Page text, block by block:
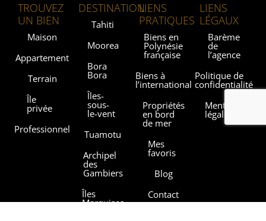
TROUVEZ
UN BIEN
Maison
Appartement
Terrain
Île
privée
Professionnel
DESTINATION
Tahiti
Moorea
Bora
Bora
Îles-
sous-
le-vent
Tuamotu
Archipel
des
Gambiers
Îles
Marquises
LIENS
PRATIQUES
Biens en
Polynésie
française
Biens à
l’international
Propriétés
en bord
de mer
Mes
favoris
Blog
Contact
LIENS
LÉGAUX
Barème
de
l’agence
Politique de
confidentialité
Mentions
légales